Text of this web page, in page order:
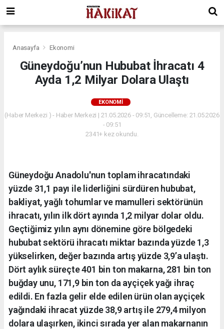
Anasayfa Ekonomi
Güneydoğu’nun Hububat İhracatı 4
Ayda 1,2 Milyar Dolara Ulaştı
EKONOMI
(Haber Merkezi ) - Haber Merkezi | 21.05.2026 - 09:51, Güncelleme: 21.05.2026
- 09:51
2341+ kez okundu.
Güneydoğu Anadolu'nun toplam ihracatındaki
yüzde 31,1 payı ile liderliğini sürdüren hububat,
bakliyat, yağlı tohumlar ve mamulleri sektörünün
ihracatı, yılın ilk dört ayında 1,2 milyar dolar oldu.
Geçtiğimiz yılın aynı dönemine göre bölgedeki
hububat sektörü ihracatı miktar bazında yüzde 1,3
yükselirken, değer bazında artış yüzde 3,9’a ulaştı.
Dört aylık süreçte 401 bin ton makarna, 281 bin ton
buğday unu, 171,9 bin ton da ayçiçek yağı ihraç
edildi. En fazla gelir elde edilen ürün olan ayçiçek
yağındaki ihracat yüzde 38,9 artış ile 279,4 milyon
dolara ulaşırken, ikinci sırada yer alan makarnanın